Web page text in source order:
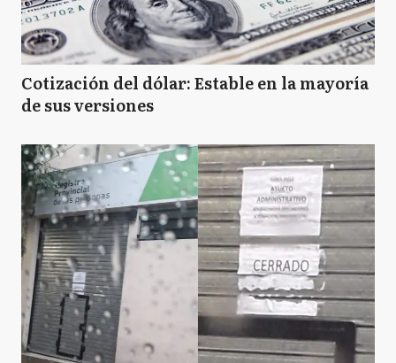
Cotización del dólar: Estable en la mayoría
de sus versiones